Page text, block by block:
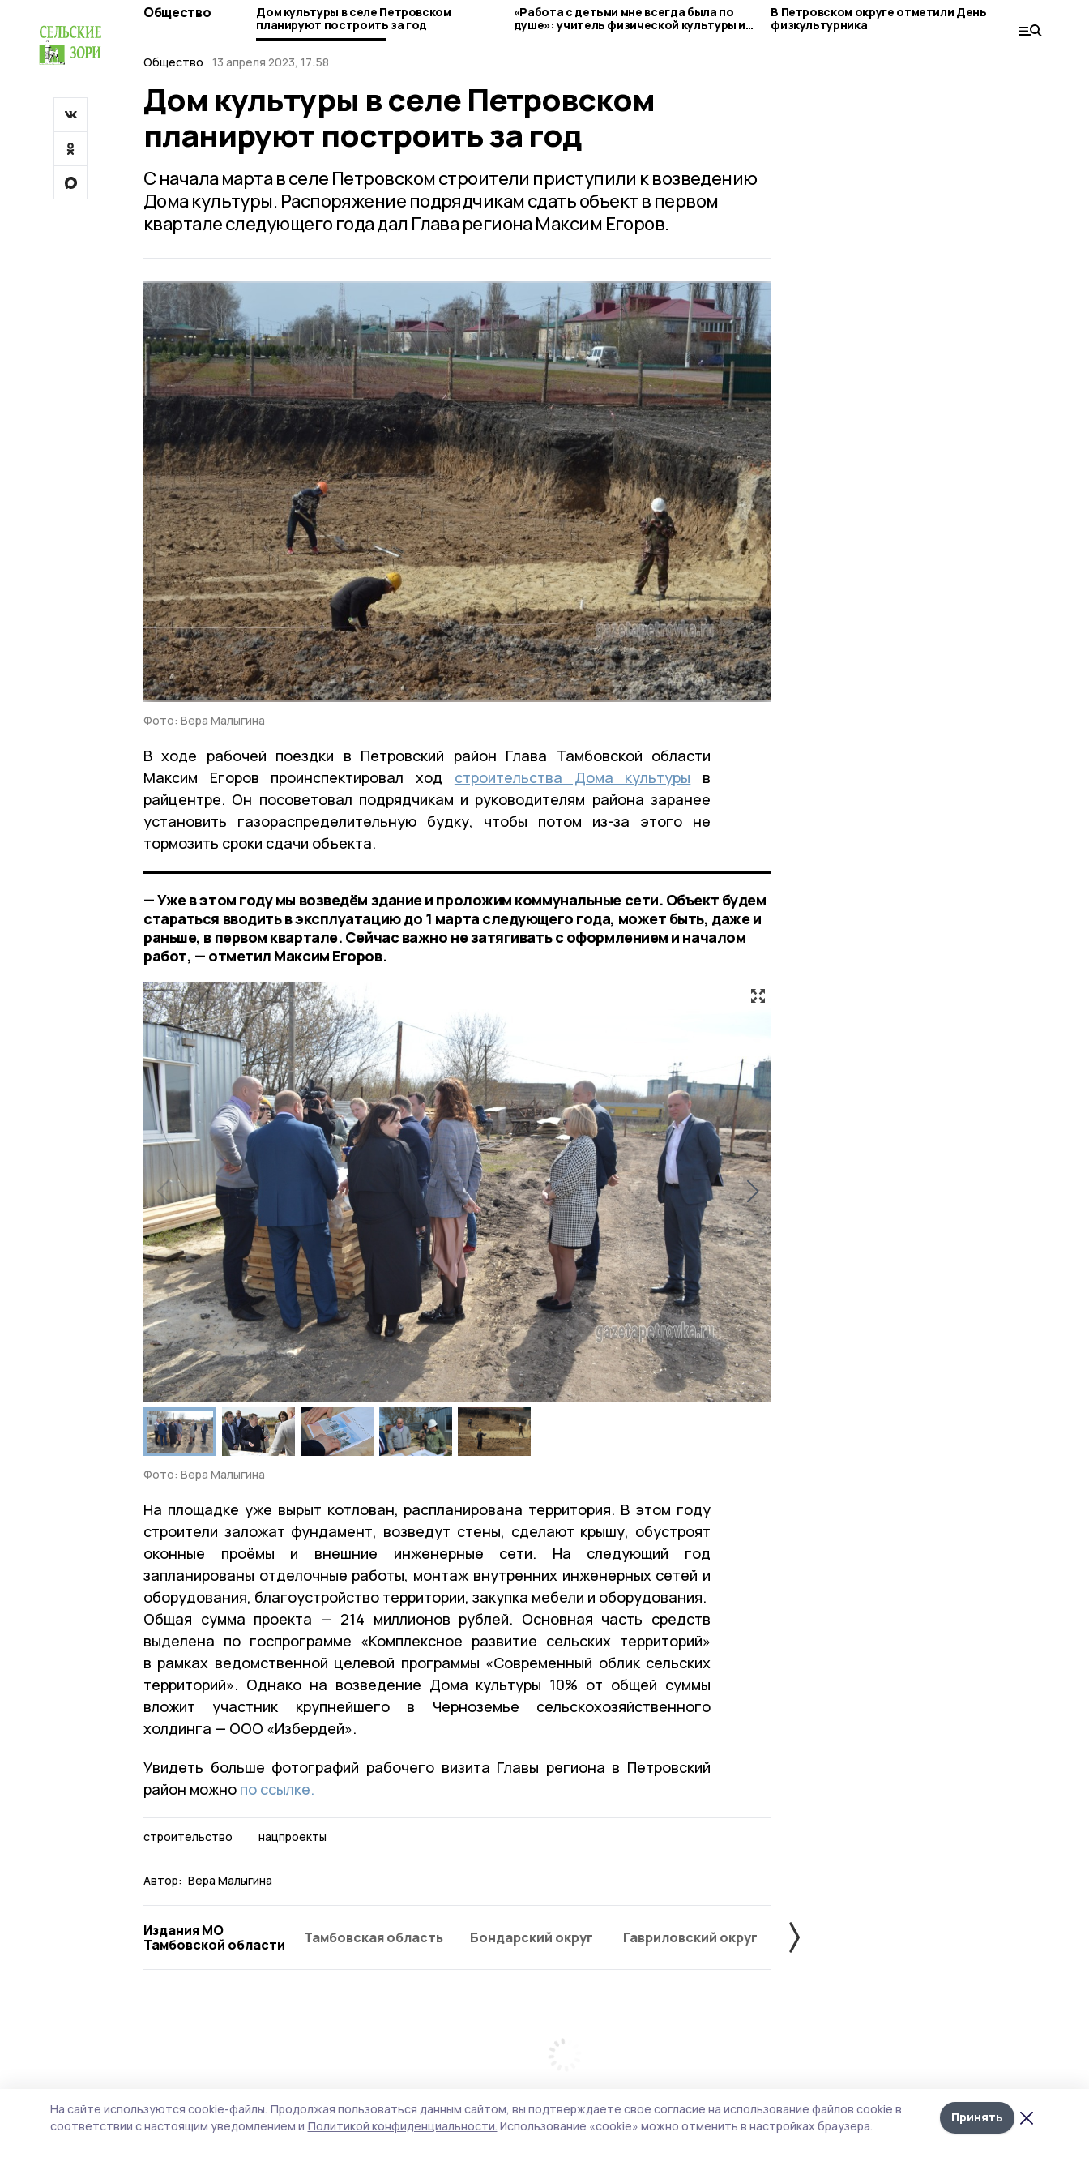
Лента
новостей
Общество
Дом культуры в селе Петровском
планируют построить за год
«Работа с детьми мне всегда была по
душе»: учитель физической культуры из
Петровского округа почти сорок лет
В Петровском округе отметили День
физкультурника
Общество 13 апреля 2023, 17:58
Дом культуры в селе Петровском
планируют построить за год
С начала марта в селе Петровском строители приступили к возведению
Дома культуры. Распоряжение подрядчикам сдать объект в первом
квартале следующего года дал Глава региона Максим Егоров.
Фото: Вера Малыгина
В ходе рабочей поездки в Петровский район Глава Тамбовской области
Максим Егоров проинспектировал ход строительства Дома культуры в
райцентре. Он посоветовал подрядчикам и руководителям района заранее
установить газораспределительную будку, чтобы потом из-за этого не
тормозить сроки сдачи объекта.
— Уже в этом году мы возведём здание и проложим коммунальные сети. Объект будем
стараться вводить в эксплуатацию до 1 марта следующего года, может быть, даже и
раньше, в первом квартале. Сейчас важно не затягивать с оформлением и началом
работ, — отметил Максим Егоров.
Фото: Вера Малыгина
На площадке уже вырыт котлован, распланирована территория. В этом году
строители заложат фундамент, возведут стены, сделают крышу, обустроят
оконные проёмы и внешние инженерные сети. На следующий год
запланированы отделочные работы, монтаж внутренних инженерных сетей и
оборудования, благоустройство территории, закупка мебели и оборудования.
Общая сумма проекта — 214 миллионов рублей. Основная часть средств
выделена по госпрограмме «Комплексное развитие сельских территорий»
в рамках ведомственной целевой программы «Современный облик сельских
территорий». Однако на возведение Дома культуры 10% от общей суммы
вложит участник крупнейшего в Черноземье сельскохозяйственного
холдинга — ООО «Избердей».
Увидеть больше фотографий рабочего визита Главы региона в Петровский
район можно по ссылке.
строительство нацпроекты
Автор: Вера Малыгина
Издания МО
Тамбовской области
Тамбовская область Бондарский округ Гавриловский округ Жердевский округ
На сайте используются cookie-файлы. Продолжая пользоваться данным сайтом, вы подтверждаете свое согласие на использование файлов cookie в
соответствии с настоящим уведомлением и Политикой конфиденциальности. Использование «cookie» можно отменить в настройках браузера.
Принять